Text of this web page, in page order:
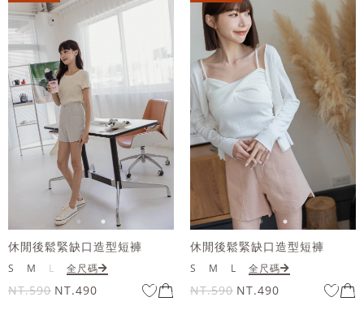
休閒後鬆緊缺口造型短褲
S M L 全尺碼
NT.590 NT.490
休閒後鬆緊缺口造型短褲
S M L 全尺碼
NT.590 NT.490